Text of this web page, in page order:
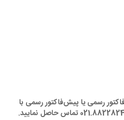
رسمی یا پیش‌فاکتور رسمی با